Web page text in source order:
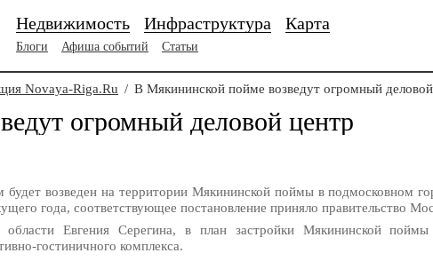
Недвижимость Инфраструктура Карта
Блоги Афиша событий Статьи
Novaya-Riga.Ru / В Мякининской пойме возведут огромный
огромный деловой центр
возведен на территории Мякининской поймы в подмосковном
года, соответствующее постановление приняло правительство
Евгения Серегина, в план застройки Мякининской поймы
гостиничного комплекса.